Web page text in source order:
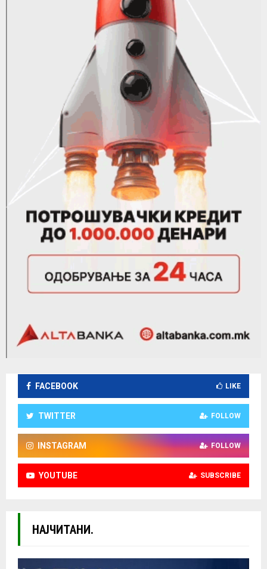
FACEBOOK LIKE
TWITTER FOLLOW
INSTAGRAM FOLLOW
YOUTUBE SUBSCRIBE
НАЈЧИТАНИ.